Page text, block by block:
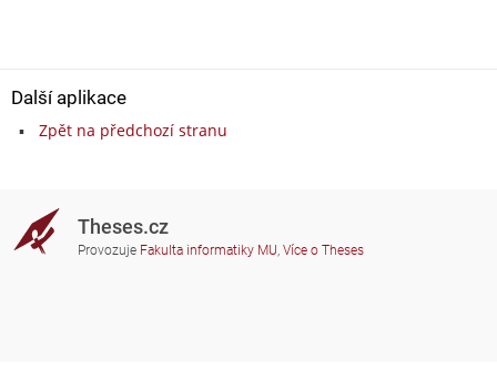
Další aplikace
Zpět na předchozí stranu
Theses.cz
Provozuje Fakulta informatiky MU, Více o Theses